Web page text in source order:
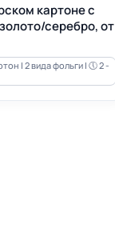
картоне с
серебро, от
| 2 вида фольги | 🕔 2 -